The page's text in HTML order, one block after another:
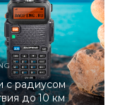
с радиусом
до 10 км